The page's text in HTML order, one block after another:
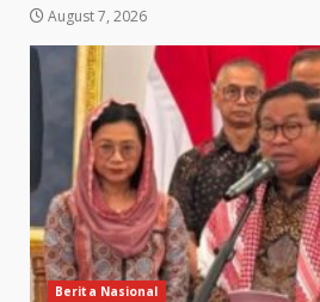
August 7, 2026
Berita Nasional